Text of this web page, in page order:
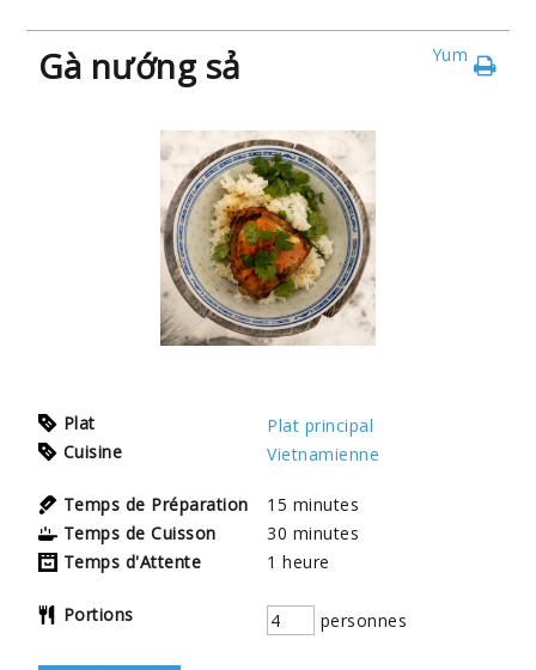
Gà nướng sả Yum
Plat
Plat principal
Cuisine
Vietnamienne
Temps de Préparation 15 minutes
Temps de Cuisson
30 minutes
Temps d'Attente
1 heure
Portions personnes